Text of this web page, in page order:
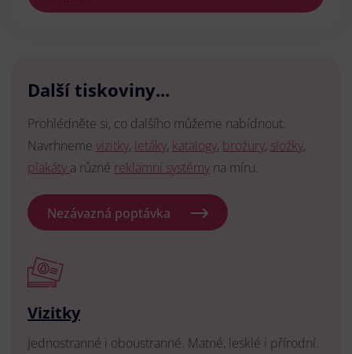
Další tiskoviny...
Prohlédněte si, co dalšího můžeme nabídnout.
Navrhneme vizitky, letáky, katalogy, brožury, složky,
plakáty a různé reklamní systémy na míru.
Nezávazná poptávka
Vizitky
Jednostranné i oboustranné. Matné, lesklé i přírodní.